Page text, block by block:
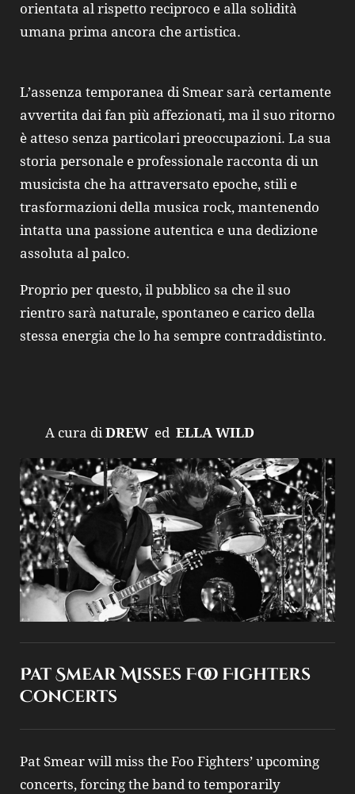
orientata al rispetto reciproco e alla solidità
umana prima ancora che artistica.
L’assenza temporanea di Smear sarà certamente
avvertita dai fan più affezionati, ma il suo ritorno
è atteso senza particolari preoccupazioni. La sua
storia personale e professionale racconta di un
musicista che ha attraversato epoche, stili e
trasformazioni della musica rock, mantenendo
intatta una passione autentica e una dedizione
assoluta al palco.
Proprio per questo, il pubblico sa che il suo
rientro sarà naturale, spontaneo e carico della
stessa energia che lo ha sempre contraddistinto.
A cura di DREW ed ELLA WILD
Pat Smear Misses Foo Fighters
Concerts
Pat Smear will miss the Foo Fighters’ upcoming
concerts, forcing the band to temporarily